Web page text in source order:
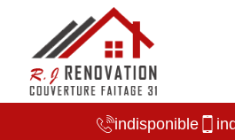
indisponible